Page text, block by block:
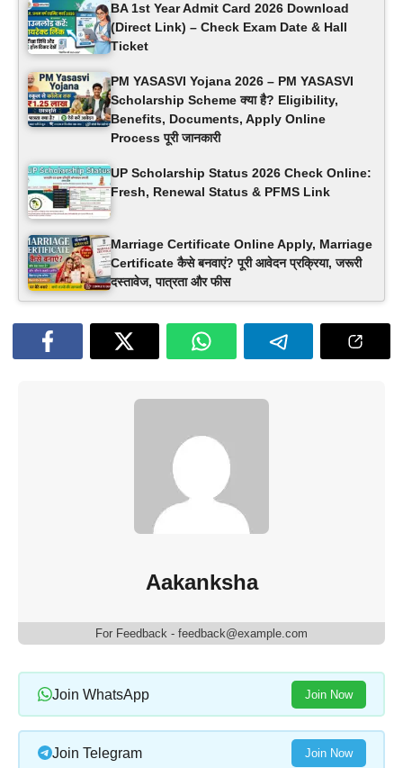
BA 1st Year Admit Card 2026 Download
(Direct Link) – Check Exam Date & Hall
Ticket
PM YASASVI Yojana 2026 – PM YASASVI
Scholarship Scheme क्या है? Eligibility,
Benefits, Documents, Apply Online
Process पूरी जानकारी
UP Scholarship Status 2026 Check Online:
Fresh, Renewal Status & PFMS Link
Marriage Certificate Online Apply, Marriage
Certificate कैसे बनवाएं? पूरी आवेदन प्रक्रिया, जरूरी
दस्तावेज, पात्रता और फीस
Aakanksha
For Feedback - feedback@example.com
Join WhatsApp Join Now
Join Telegram Join Now